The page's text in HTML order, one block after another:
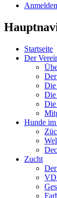
Anmelden
Startseite
Der
Die
Die
Die
Hunde
Zucht
Der